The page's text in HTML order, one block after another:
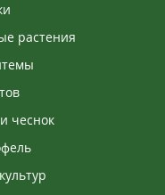
растения
чеснок